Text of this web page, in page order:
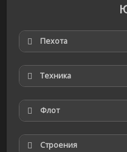
Пехота
Техника
Флот
Строения